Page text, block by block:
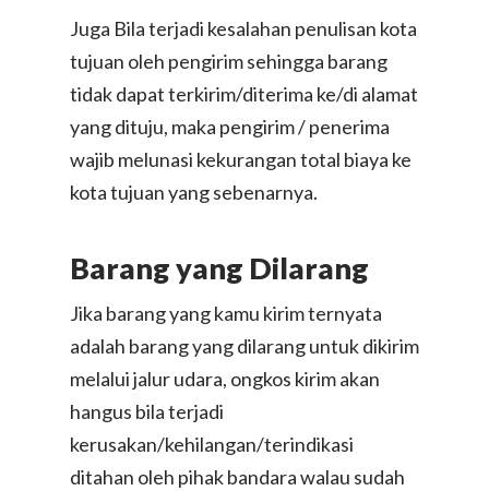
Juga Bila terjadi kesalahan penulisan kota
tujuan oleh pengirim sehingga barang
tidak dapat terkirim/diterima ke/di alamat
yang dituju, maka pengirim / penerima
wajib melunasi kekurangan total biaya ke
kota tujuan yang sebenarnya.
Barang yang Dilarang
Jika barang yang kamu kirim ternyata
adalah barang yang dilarang untuk dikirim
melalui jalur udara, ongkos kirim akan
hangus bila terjadi
kerusakan/kehilangan/terindikasi
ditahan oleh pihak bandara walau sudah